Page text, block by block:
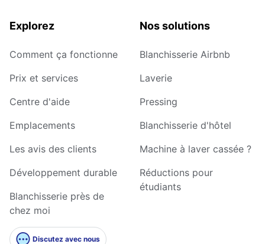
Explorez
Comment ça fonctionne
Prix et services
Centre d'aide
Emplacements
Les avis des clients
Développement durable
Blanchisserie près de
chez moi
Discutez avec nous
Nos solutions
Blanchisserie Airbnb
Laverie
Pressing
Blanchisserie d'hôtel
Machine à laver cassée ?
Réductions pour
étudiants